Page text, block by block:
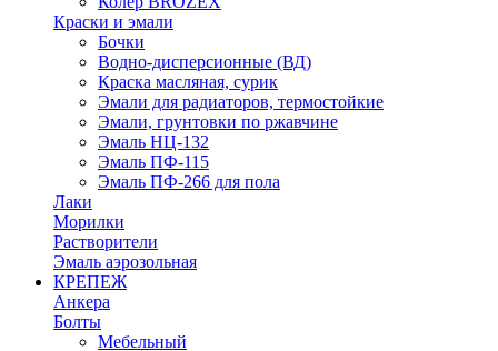
Краски и эмали
Бочки
Водно-дисперсионные (ВД)
Краска масляная, сурик
Эмали для радиаторов, термостойкие
Эмали, грунтовки по ржавчине
Эмаль НЦ-132
Эмаль ПФ-115
Эмаль ПФ-266 для пола
Лаки
Морилки
Растворители
Эмаль аэрозольная
КРЕПЕЖ
Анкера
Болты
Мебельный